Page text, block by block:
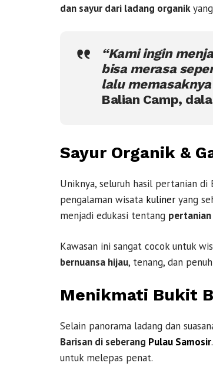
dan sayur dari ladang organik
“Kami ingin
bisa merasa
lalu
Balian Camp,
Sayur Organik &
Uniknya, seluruh hasil pertanian di
pengalaman wisata kuliner yang
menjadi edukasi tentang
Kawasan ini sangat cocok untuk
bernuansa hijau, tenang, dan
Menikmati Bukit
Selain panorama ladang dan
Barisan di seberang Pulau Samosir
untuk melepas penat.